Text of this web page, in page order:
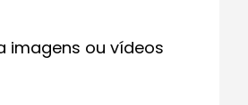
imagens ou vídeos